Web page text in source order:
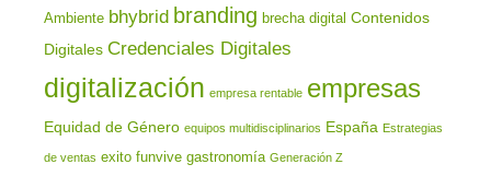
Ambiente bhybrid branding brecha digital Contenidos
Digitales Credenciales Digitales
digitalización empresa rentable empresas
Equidad de Género equipos multidisciplinarios España Estrategias
de ventas exito funvive gastronomía Generación Z